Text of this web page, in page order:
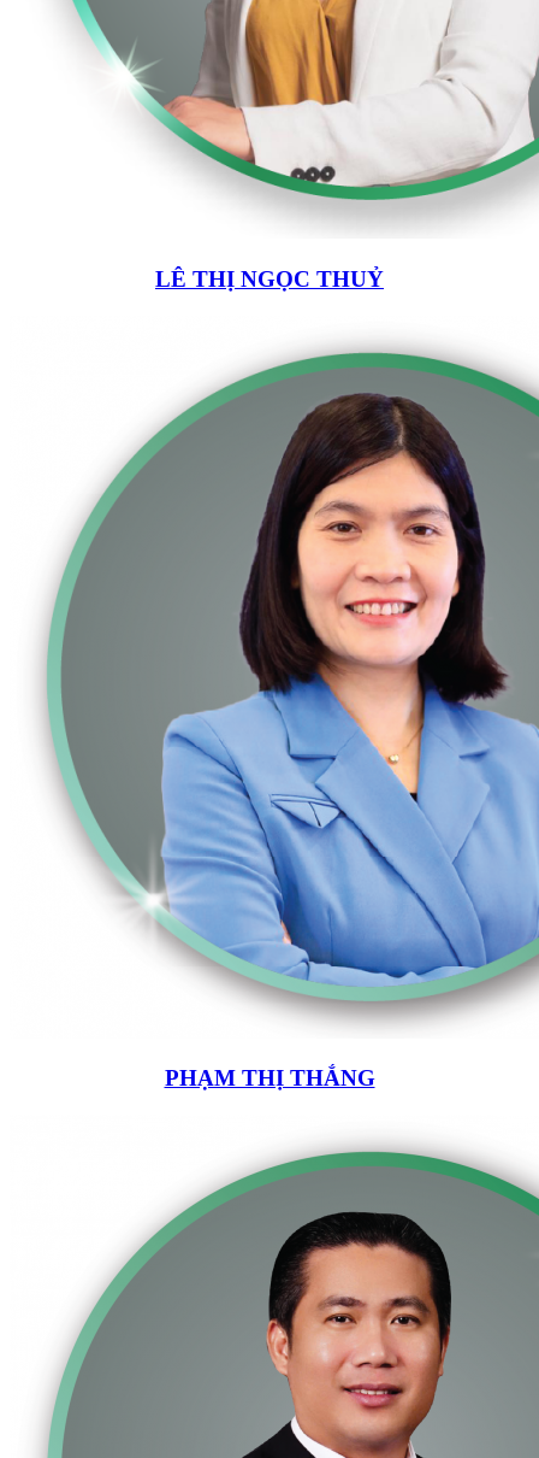
LÊ THỊ NGỌC THUỶ
PHẠM THỊ THẮNG